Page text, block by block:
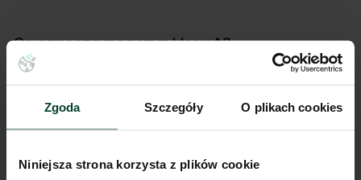
Zgoda Szczegóły O plikach cookies
Niniejsza strona korzysta z plików cookie
Co oznacza magazyn klasy A?
Czym różni się czynsz bazowy od
efektywnego?